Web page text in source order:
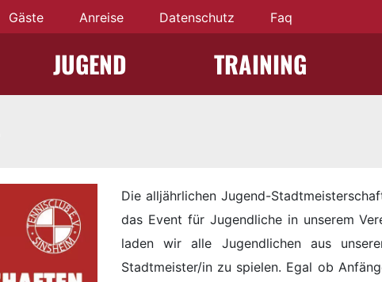
Gäste Anreise Datenschutz Faq
JUGEND TRAINING
Die alljährlichen Jugend-
das Event für Jugendliche in unserem
laden wir alle Jugendlichen aus
Stadtmeister/in zu spielen. Egal ob